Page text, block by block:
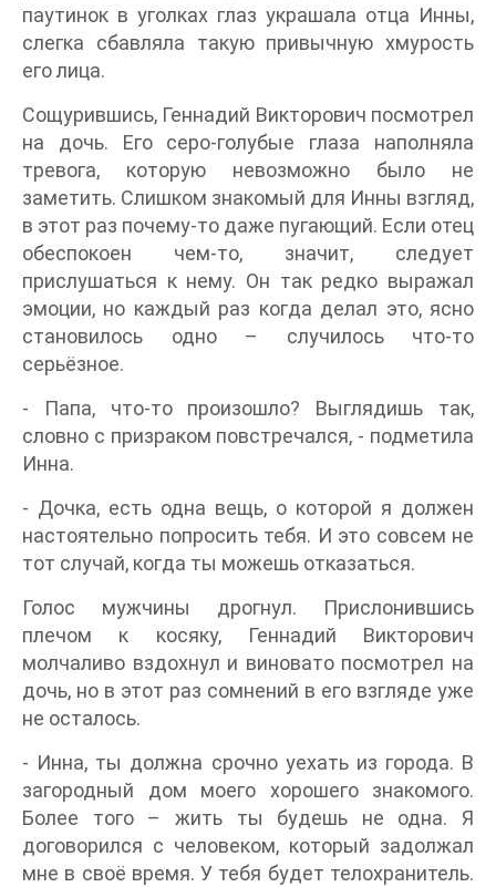
паутинок в уголках глаз украшала отца Инны,
слегка сбавляла такую привычную хмурость
его лица.
Сощурившись, Геннадий Викторович посмотрел
на дочь. Его серо-голубые глаза наполняла
тревога, которую невозможно было не
заметить. Слишком знакомый для Инны взгляд,
в этот раз почему-то даже пугающий. Если отец
обеспокоен чем-то, значит, следует
прислушаться к нему. Он так редко выражал
эмоции, но каждый раз когда делал это, ясно
становилось одно – случилось что-то
серьёзное.
- Папа, что-то произошло? Выглядишь так,
словно с призраком повстречался, - подметила
Инна.
- Дочка, есть одна вещь, о которой я должен
настоятельно попросить тебя. И это совсем не
тот случай, когда ты можешь отказаться.
Голос мужчины дрогнул. Прислонившись
плечом к косяку, Геннадий Викторович
молчаливо вздохнул и виновато посмотрел на
дочь, но в этот раз сомнений в его взгляде уже
не осталось.
- Инна, ты должна срочно уехать из города. В
загородный дом моего хорошего знакомого.
Более того – жить ты будешь не одна. Я
договорился с человеком, который задолжал
мне в своё время. У тебя будет телохранитель.